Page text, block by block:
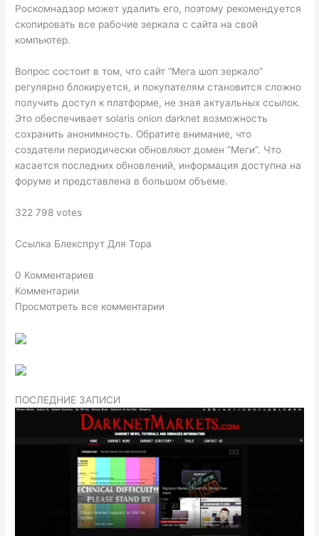
Роскомнадзор может удалить его, поэтому рекомендуется
скопировать все рабочие зеркала с сайта на свой
компьютер.
Вопрос состоит в том, что сайт “Мега шоп зеркало”
регулярно блокируется, и покупателям становится сложно
получить доступ к платформе, не зная актуальных ссылок.
Это обеспечивает solaris onion darknet возможность
сохранить анонимность. Обратите внимание, что
создатели периодически обновляют домен “Меги”. Что
касается последних обновлений, информация доступна на
форуме и представлена в большом объеме.
322 798 votes
Ссылка Блекспрут Для Тора
0 Комментариев
Комментарии
Просмотреть все комментарии
ПОСЛЕДНИЕ ЗАПИСИ